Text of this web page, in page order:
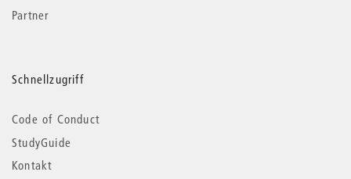
Partner
Schnellzugriff
Code of Conduct
StudyGuide
Kontakt